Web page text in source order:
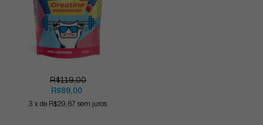
R$119,00
R$89,00
3 xde R$29,67 sem juros